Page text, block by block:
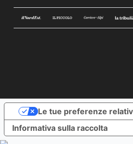
Informativa sulla raccolta
Le tue preferenze